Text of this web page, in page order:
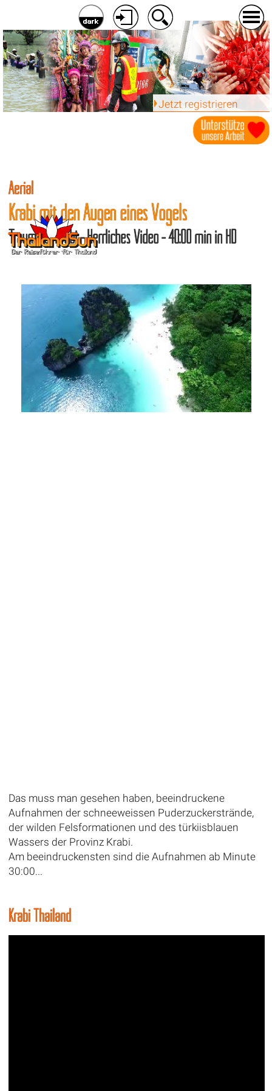
Jetzt registrieren
Aerial
Krabi mit den Augen eines Vogels
Traumziel Krabi - Herrliches Video - 40:00 min in HD
Das muss man gesehen haben, beeindruckene
Aufnahmen der schneeweissen Puderzuckerstrände,
der wilden Felsformationen und des türkiisblauen
Wassers der Provinz Krabi.
Am beeindruckensten sind die Aufnahmen ab Minute
30:00...
Krabi Thailand